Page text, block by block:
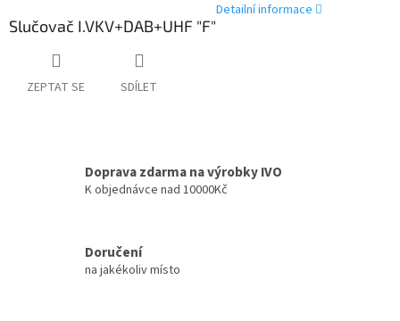
Slučovač I.VKV+DAB+UHF "F"
Detailní informace
ZEPTAT SE SDÍLET
Doprava zdarma na výrobky IVO
K objednávce nad 10000Kč
Doručení
na jakékoliv místo